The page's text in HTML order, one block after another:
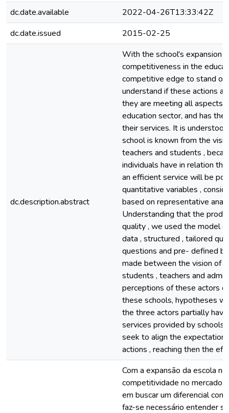
dc.date.available
2022-04-26T13:33:42Z
dc.date.issued
2015-02-25
dc.description.abstract
With the school's expansion
competitiveness in the
competitive edge to stand
understand if these actions
they are meeting all aspects
education sector, and has
their services. It is
school is known from the
teachers and students ,
individuals have in relation
an efficient service will be
quantitative variables ,
based on representative
Understanding that the
quality , we used the model
data , structured , tailored
questions and pre- defined
made between the vision of
students , teachers and
perceptions of these actors
these schools, hypotheses
the three actors partially
services provided by schools
seek to align the
actions , reaching then the
Com a expansão da escola
competitividade no mercado
em buscar um diferencial
faz-se necessário entender